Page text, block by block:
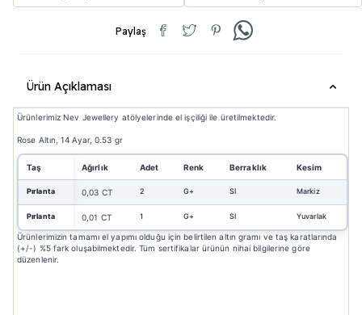
Paylaş
Ürün Açıklaması
Ürünlerimiz Nev Jewellery atölyelerinde el işçiliği ile üretilmektedir.
Rose Altın, 14 Ayar, 0.53 gr
Taş Ağırlık Adet Renk Berraklık Kesim
Pırlanta 0,03 CT 2 G+ SI Markiz
Pırlanta 0,01 CT 1 G+ SI Yuvarlak
Ürünlerimizin tamamı el yapımı olduğu için belirtilen altın gramı ve taş karatlarında
(+/-) %5 fark oluşabilmektedir. Tüm sertifikalar ürünün nihai bilgilerine göre
düzenlenir.